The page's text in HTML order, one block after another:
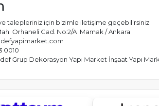
talepleriniz için bizimle iletişime geçebilirsiniz:
Orhaneli Cad. No:2/A Mamak / Ankara
0010
Grup Dekorasyon Yapı Market İnşaat Yapı